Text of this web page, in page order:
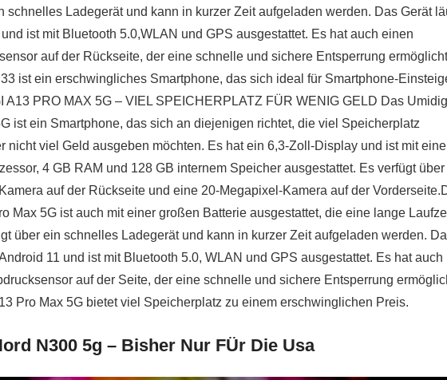
schnelles Ladegerät und kann in kurzer Zeit aufgeladen werden. Das Gerät
ist mit Bluetooth 5.0,WLAN und GPS ausgestattet. Es hat auch einen
auf der Rückseite, der eine schnelle und sichere Entsperrung
ist ein erschwingliches Smartphone, das sich ideal für Smartphone-
A13 PRO MAX 5G – VIEL SPEICHERPLATZ FÜR WENIG GELD Das
ist ein Smartphone, das sich an diejenigen richtet, die viel Speicherplatz
nicht viel Geld ausgeben möchten. Es hat ein 6,3-Zoll-Display und ist mit
4 GB RAM und 128 GB internem Speicher ausgestattet. Es verfügt
auf der Rückseite und eine 20-Megapixel-Kamera auf der
Max 5G ist auch mit einer großen Batterie ausgestattet, die eine lange
über ein schnelles Ladegerät und kann in kurzer Zeit aufgeladen werden.
11 und ist mit Bluetooth 5.0, WLAN und GPS ausgestattet. Es hat auch
auf der Seite, der eine schnelle und sichere Entsperrung
Pro Max 5G bietet viel Speicherplatz zu einem erschwinglichen Preis.
N300 5g – Bisher Nur FÜr Die Usa